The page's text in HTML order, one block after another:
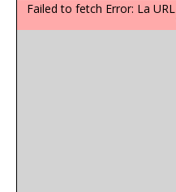
Failed to fetch Error: La